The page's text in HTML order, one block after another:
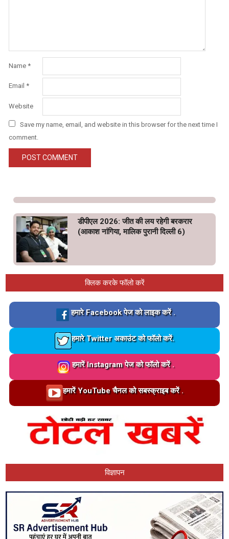
Name *
Email *
Website
Save my name, email, and website in this browser for the next time I
comment.
डीपीएल 2026: जीत की लय रहेगी बरकरार
(आकाश नांगिया, मालिक पुरानी दिल्ली 6)
क्लिक करके फॉलो करें
Loading…
हमारे Facebook पेज को लाइक करें .
Loading…
हमारे Twitter अकाउंट को फॉलो करें.
Loading…
हमारें Instagram पेज को फॉलो करें .
Loading…हमारें YouTube चैनल को सबस्क्राइब करें .
विज्ञापन